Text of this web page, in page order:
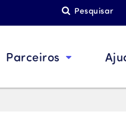
Pesquisar
Parceiros